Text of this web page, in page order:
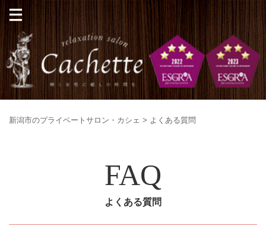
新潟市のプライベートサロン・カシェ > よくある質問
FAQ
よくある質問